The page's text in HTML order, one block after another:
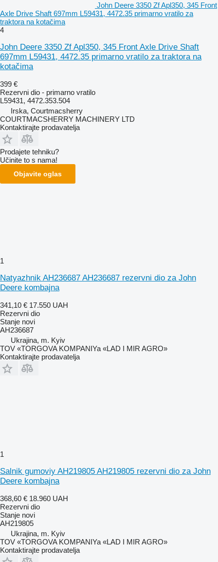
John Deere 3350 Zf Apl350, 345 Front
Axle Drive Shaft 697mm L59431, 4472.35 primarno vratilo za
traktora na kotačima
4
John Deere 3350 Zf Apl350, 345 Front Axle Drive Shaft
697mm L59431, 4472.35 primarno vratilo za traktora na
kotačima
399 €
Rezervni dio - primarno vratilo
L59431, 4472.353.504
Irska, Courtmacsherry
COURTMACSHERRY MACHINERY LTD
Kontaktirajte prodavatelja
Prodajete tehniku?
Učinite to s nama!
Objavite oglas
1
Natyazhnik AH236687 AH236687 rezervni dio za John
Deere kombajna
341,10 € 17.550 UAH
Rezervni dio
Stanje novi
AH236687
Ukrajina, m. Kyiv
TOV «TORGOVA KOMPANIYa «LAD I MIR AGRO»
Kontaktirajte prodavatelja
1
Salnik gumoviy AH219805 AH219805 rezervni dio za John
Deere kombajna
368,60 € 18.960 UAH
Rezervni dio
Stanje novi
AH219805
Ukrajina, m. Kyiv
TOV «TORGOVA KOMPANIYa «LAD I MIR AGRO»
Kontaktirajte prodavatelja